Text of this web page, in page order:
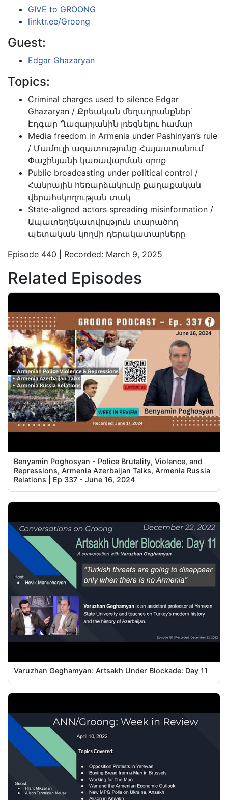
GIVE to GROONG
linktr.ee/Groong
Guest:
Edgar Ghazaryan
Topics:
Criminal charges used to silence Edgar
Ghazaryan / Քրեական մեղադրանքներ՝
Էդգար Ղազարյանին լռեցնելու համար
Media freedom in Armenia under Pashinyan’s rule
/ Մամուլի ազատությունը Հայաստանում
Փաշինյանի կառավարման օրոք
Public broadcasting under political control /
Հանրային հեռարձակումը քաղաքական
վերահսկողության տակ
State-aligned actors spreading misinformation /
Ապատեղեկատվություն տարածող
պետական կողմի դերակատարները
Episode 440 | Recorded: March 9, 2025
Related Episodes
Benyamin Poghosyan - Police Brutality, Violence, and
Repressions, Armenia Azerbaijan Talks, Armenia Russia
Relations | Ep 337 - June 16, 2024
Varuzhan Geghamyan: Artsakh Under Blockade: Day 11